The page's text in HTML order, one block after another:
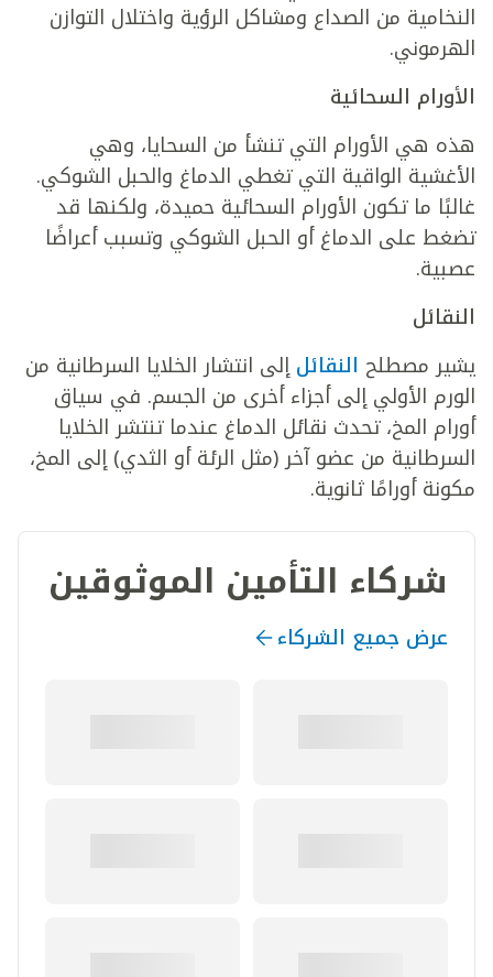
النخامية من الصداع ومشاكل الرؤية واختلال التوازن
الهرموني.
الأورام السحائية
هذه هي الأورام التي تنشأ من السحايا، وهي
الأغشية الواقية التي تغطي الدماغ والحبل الشوكي.
غالبًا ما تكون الأورام السحائية حميدة، ولكنها قد
تضغط على الدماغ أو الحبل الشوكي وتسبب أعراضًا
عصبية.
النقائل
يشير مصطلح النقائلإلى انتشار الخلايا السرطانية من
الورم الأولي إلى أجزاء أخرى من الجسم. في سياق
أورام المخ، تحدث نقائل الدماغ عندما تنتشر الخلايا
السرطانية من عضو آخر (مثل الرئة أو الثدي) إلى المخ،
مكونة أورامًا ثانوية.
شركاء التأمين الموثوقين
عرض جميع الشركاء